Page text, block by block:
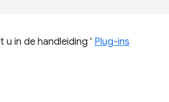
u in de handleiding ' Plug-ins